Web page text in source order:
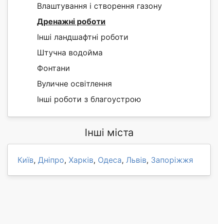
Влаштування і створення газону
Дренажні роботи
Інші ландшафтні роботи
Штучна водойма
Фонтани
Вуличне освітлення
Інші роботи з благоустрою
Інші міста
Київ, Дніпро, Харків, Одеса, Львів, Запоріжжя